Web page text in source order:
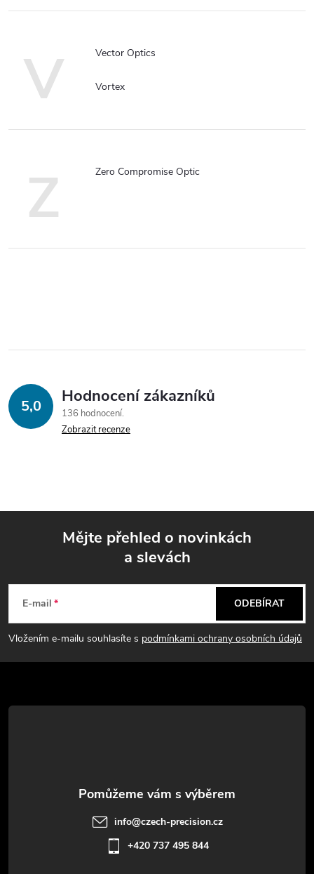
V Vector Optics
Vortex
Z Zero Compromise Optic
5,0 Hodnocení zákazníků
136 hodnocení
Zobrazit recenze
p
a
t
Mějte přehled o novinkách
a slevách
E-mail
Vložením e-mailu souhlasíte s podmínkami ochrany osobních údajů
ODEBÍRAT
info@czech-precision.cz
+420 737 495 844